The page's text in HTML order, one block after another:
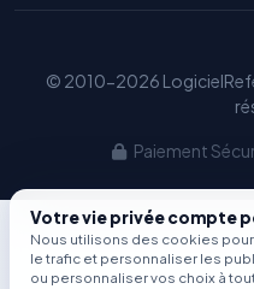
© 2010-2026
Paiement
Votre vie privée compte
Nous utilisons des cookies
le trafic et personnaliser les
ou personnaliser vos choix à